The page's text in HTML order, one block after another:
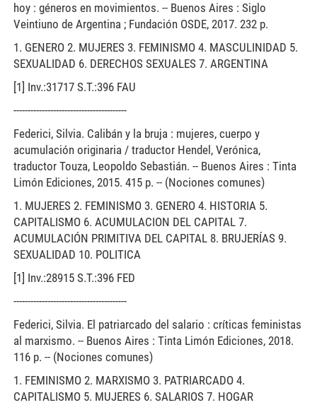
hoy : géneros en movimientos. -- Buenos Aires : Siglo
Veintiuno de Argentina ; Fundación OSDE, 2017. 232 p.
1. GENERO 2. MUJERES 3. FEMINISMO 4. MASCULINIDAD 5.
SEXUALIDAD 6. DERECHOS SEXUALES 7. ARGENTINA
[1] Inv.:31717 S.T.:396 FAU
----------------------------------------
Federici, Silvia. Calibán y la bruja : mujeres, cuerpo y
acumulación originaria / traductor Hendel, Verónica,
traductor Touza, Leopoldo Sebastián. -- Buenos Aires : Tinta
Limón Ediciones, 2015. 415 p. -- (Nociones comunes)
1. MUJERES 2. FEMINISMO 3. GENERO 4. HISTORIA 5.
CAPITALISMO 6. ACUMULACION DEL CAPITAL 7.
ACUMULACIÓN PRIMITIVA DEL CAPITAL 8. BRUJERÍAS 9.
SEXUALIDAD 10. POLITICA
[1] Inv.:28915 S.T.:396 FED
----------------------------------------
Federici, Silvia. El patriarcado del salario : críticas feministas
al marxismo. -- Buenos Aires : Tinta Limón Ediciones, 2018.
116 p. -- (Nociones comunes)
1. FEMINISMO 2. MARXISMO 3. PATRIARCADO 4.
CAPITALISMO 5. MUJERES 6. SALARIOS 7. HOGAR